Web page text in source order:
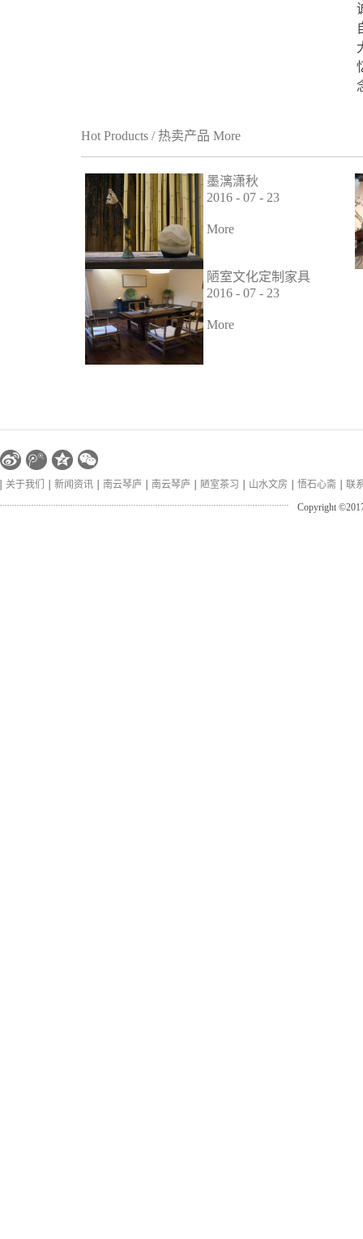
Hot Products / 热卖产品 More
墨漓潇秋
2016 - 07 - 23
More
陋室文化定制家具
业绩
2016 - 07 - 23
More
关于我们 新闻资讯 南云琴庐 南云琴庐 陋室茶习 山水文房 悟石心斋
联
Copyright